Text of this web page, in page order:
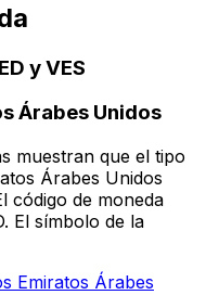
y VES
Árabes Unidos
muestran que el tipo
Árabes Unidos
código de moneda
El símbolo de la
Emiratos Árabes